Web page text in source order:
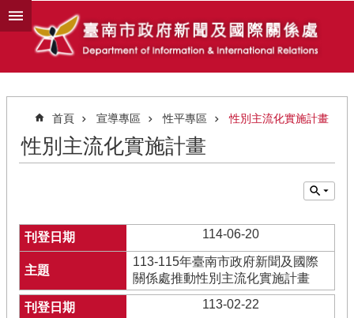
跳到主要內容區塊
首頁 宣導專區 性平專區 性別主流化實施計畫
性別主流化實施計畫
114-06-20
113-115年臺南市政府新聞及國際
關係處推動性別主流化實施計畫
113-02-22